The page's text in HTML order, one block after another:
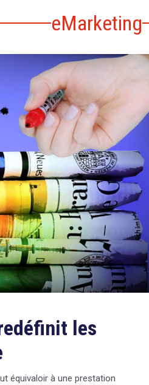
eMarketing
les
équivaloir à une prestation